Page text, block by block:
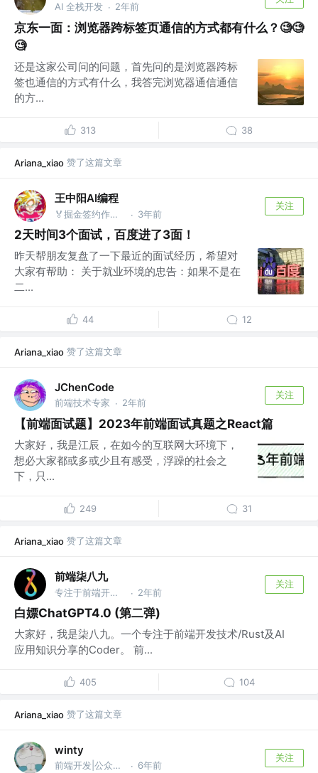
AI 全栈开发 · 2年前
京东一面：浏览器跨标签页通信的方式都有什么？🧐🧐
🧐
还是这家公司问的问题，首先问的是浏览器跨标
签也通信的方式有什么，我答完浏览器通信通信
的方...
313 38
Ariana_xiao 赞了这篇文章
王中阳AI编程
🏅掘金签约作者 @后端就业陪跑训练营 · 3年前
关注
2天时间3个面试，百度进了3面！
昨天帮朋友复盘了一下最近的面试经历，希望对
大家有帮助： 关于就业环境的忠告：如果不是在
二...
44 12
Ariana_xiao 赞了这篇文章
JChenCode
前端技术专家 · 2年前
关注
【前端面试题】2023年前端面试真题之React篇
大家好，我是江辰，在如今的互联网大环境下，
想必大家都或多或少且有感受，浮躁的社会之
下，只...
249 31
Ariana_xiao 赞了这篇文章
前端柒八九
专注于前端开发技术/Rust及AI应用知识分享的Coder · 2年前
关注
白嫖ChatGPT4.0 (第二弹)
大家好，我是柒八九。一个专注于前端开发技术/Rust及AI
应用知识分享的Coder。 前...
405 104
Ariana_xiao 赞了这篇文章
winty
前端开发|公众号 @ 前端Q · 6年前
关注